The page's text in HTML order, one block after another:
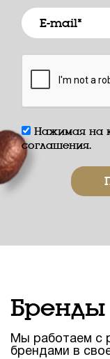
Нажимая на
соглашения.
Мы работаем с
брендами в